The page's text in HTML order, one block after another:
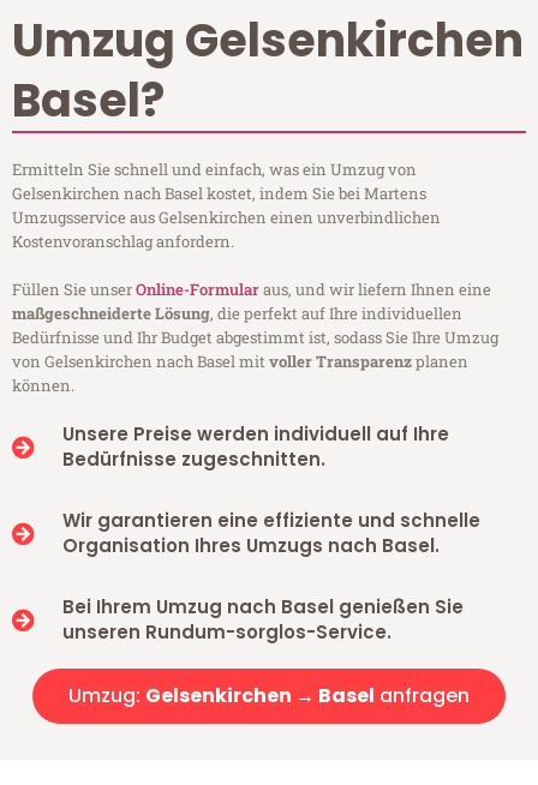
Umzug Gelsenkirchen
Basel?
Ermitteln Sie schnell und einfach, was ein Umzug von
Gelsenkirchen nach Basel kostet, indem Sie bei Martens
Umzugsservice aus Gelsenkirchen einen unverbindlichen
Kostenvoranschlag anfordern.
Füllen Sie unserOnline-Formularaus, und wir liefern Ihnen eine
maßgeschneiderte Lösung, die perfekt auf Ihre individuellen
Bedürfnisse und Ihr Budget abgestimmt ist, sodass Sie Ihre Umzug
von Gelsenkirchen nach Basel mitvoller Transparenzplanen
können.
Unsere Preise werden individuell auf Ihre
Bedürfnisse zugeschnitten.
Wir garantieren eine effiziente und schnelle
Organisation Ihres Umzugs nach Basel.
Bei Ihrem Umzug nach Basel genießen Sie
unseren Rundum-sorglos-Service.
Umzug: Gelsenkirchen → Basel anfragen